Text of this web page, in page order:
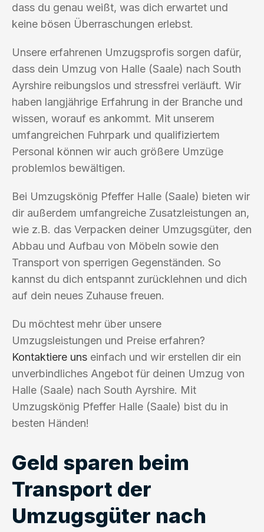
dass du genau weißt, was dich erwartet und
keine bösen Überraschungen erlebst.
Unsere erfahrenen Umzugsprofis sorgen dafür,
dass dein Umzug von Halle (Saale) nach South
Ayrshire reibungslos und stressfrei verläuft. Wir
haben langjährige Erfahrung in der Branche und
wissen, worauf es ankommt. Mit unserem
umfangreichen Fuhrpark und qualifiziertem
Personal können wir auch größere Umzüge
problemlos bewältigen.
Bei Umzugskönig Pfeffer Halle (Saale) bieten wir
dir außerdem umfangreiche Zusatzleistungen an,
wie z.B. das Verpacken deiner Umzugsgüter, den
Abbau und Aufbau von Möbeln sowie den
Transport von sperrigen Gegenständen. So
kannst du dich entspannt zurücklehnen und dich
auf dein neues Zuhause freuen.
Du möchtest mehr über unsere
Umzugsleistungen und Preise erfahren?
Kontaktiere uns einfach und wir erstellen dir ein
unverbindliches Angebot für deinen Umzug von
Halle (Saale) nach South Ayrshire. Mit
Umzugskönig Pfeffer Halle (Saale) bist du in
besten Händen!
Geld sparen beim
Transport der
Umzugsgüter nach